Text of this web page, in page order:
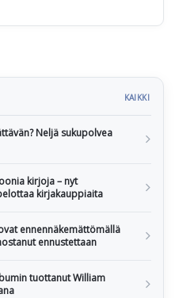
KAIKKI
Neljä sukupolvea
kirjoja – nyt
kirjakauppiaita
ennennäkemättömällä
ennustettaan
tuottanut William